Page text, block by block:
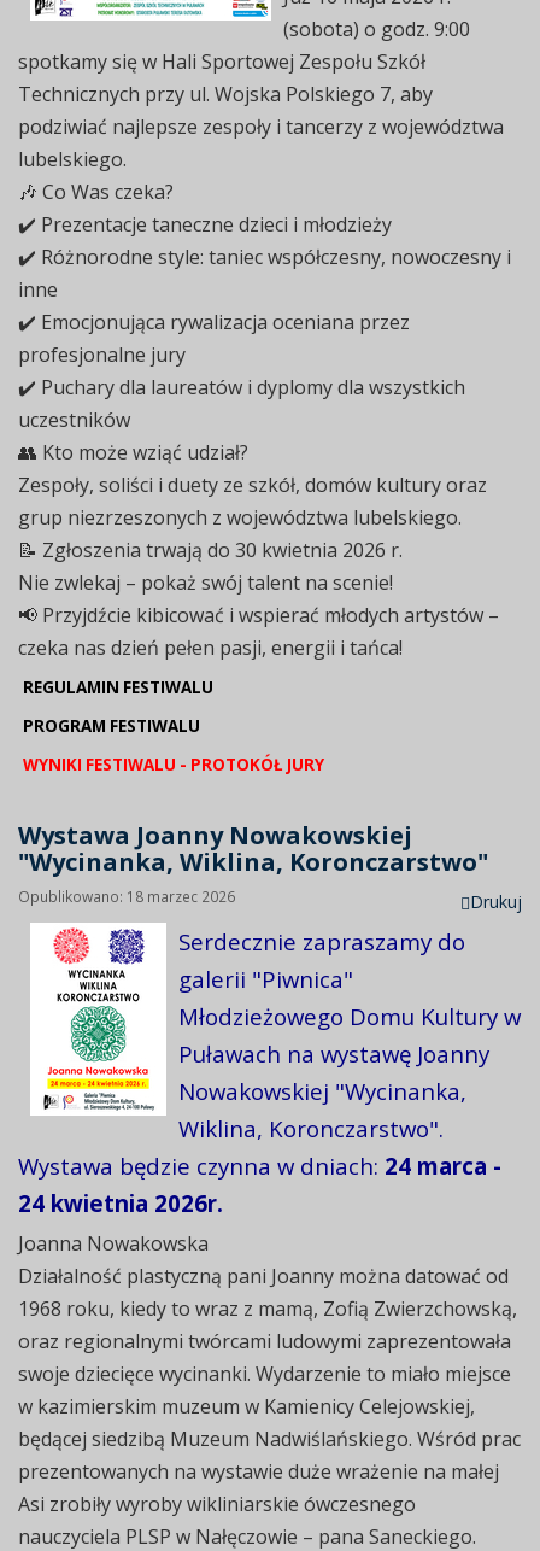
(sobota) o godz. 9:00
spotkamy się w Hali Sportowej Zespołu Szkół
Technicznych przy ul. Wojska Polskiego 7, aby
podziwiać najlepsze zespoły i tancerzy z województwa
lubelskiego.
🎶 Co Was czeka?
✔️ Prezentacje taneczne dzieci i młodzieży
✔️ Różnorodne style: taniec współczesny, nowoczesny i
inne
✔️ Emocjonująca rywalizacja oceniana przez
profesjonalne jury
✔️ Puchary dla laureatów i dyplomy dla wszystkich
uczestników
👥 Kto może wziąć udział?
Zespoły, soliści i duety ze szkół, domów kultury oraz
grup niezrzeszonych z województwa lubelskiego.
📝 Zgłoszenia trwają do 30 kwietnia 2026 r.
Nie zwlekaj – pokaż swój talent na scenie!
📢 Przyjdźcie kibicować i wspierać młodych artystów –
czeka nas dzień pełen pasji, energii i tańca!
REGULAMIN FESTIWALU
PROGRAM FESTIWALU
WYNIKI FESTIWALU - PROTOKÓŁ JURY
Wystawa Joanny Nowakowskiej
"Wycinanka, Wiklina, Koronczarstwo"
Drukuj
Opublikowano: 18 marzec 2026
Serdecznie zapraszamy do
galerii "Piwnica"
Młodzieżowego Domu Kultury w
Puławach na wystawę Joanny
Nowakowskiej "Wycinanka,
Wiklina, Koronczarstwo".
Wystawa będzie czynna w dniach: 24 marca -
24 kwietnia 2026r.
Joanna Nowakowska
Działalność plastyczną pani Joanny można datować od
1968 roku, kiedy to wraz z mamą, Zofią Zwierzchowską,
oraz regionalnymi twórcami ludowymi zaprezentowała
swoje dziecięce wycinanki. Wydarzenie to miało miejsce
w kazimierskim muzeum w Kamienicy Celejowskiej,
będącej siedzibą Muzeum Nadwiślańskiego. Wśród prac
prezentowanych na wystawie duże wrażenie na małej
Asi zrobiły wyroby wikliniarskie ówczesnego
nauczyciela PLSP w Nałęczowie – pana Saneckiego.